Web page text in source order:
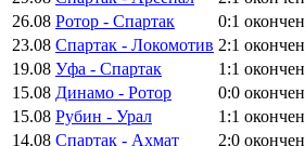
26.08 Ротор - Спартак 0:1 окончен
23.08 Спартак - Локомотив 2:1 окончен
19.08 Уфа - Спартак 1:1 окончен
15.08 Динамо - Ротор 0:0 окончен
15.08 Рубин - Урал 1:1 окончен
14.08 Спартак - Ахмат 2:0 окончен